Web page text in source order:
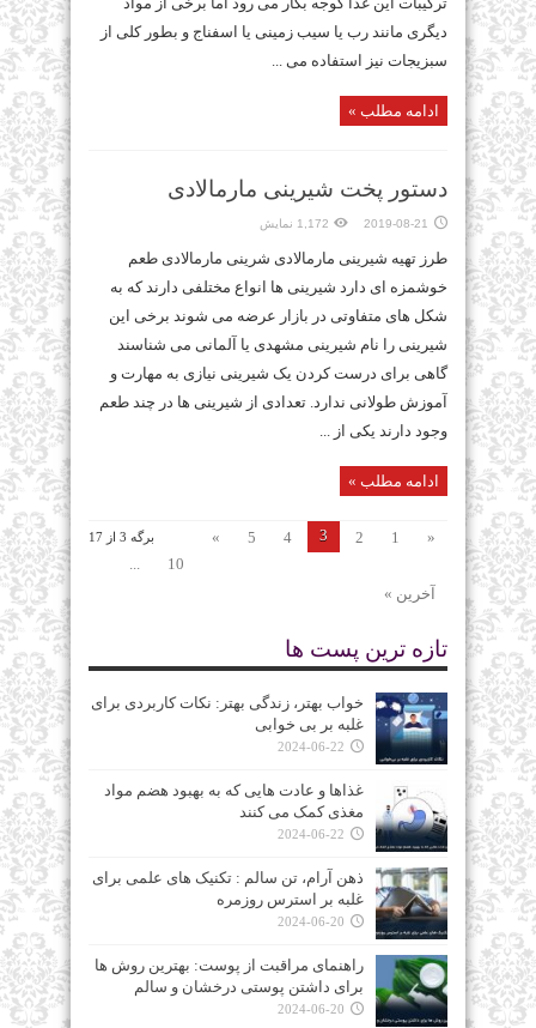
دیگری مانند رب یا سیب زمینی یا اسفناج و بطور کلی از
سبزیجات نیز استفاده می ...
ادامه مطلب »
دستور پخت شیرینی مارمالادی
2019-08-21 1,172 نمایش
طرز تهیه شیرینی مارمالادی شرینی مارمالادی طعم
خوشمزه ای دارد شیرینی ها انواع مختلفی دارند که به
شکل های متفاوتی در بازار عرضه می شوند برخی این
شیرینی را نام شیرینی مشهدی یا آلمانی می شناسند
گاهی برای درست کردن یک شیرینی نیازی به مهارت و
آموزش طولانی ندارد. تعدادی از شیرینی ها در چند طعم
وجود دارند یکی از ...
ادامه مطلب »
برگه 3 از 17 «
1
2
3
4
5
»
10
...
آخرین »
تازه ترین پست ها
خواب بهتر، زندگی بهتر: نکات کاربردی برای
غلبه بر بی‌ خوابی
2024-06-22
غذاها و عادت‌ هایی که به بهبود هضم مواد
مغذی کمک می‌ کنند
2024-06-22
ذهن آرام، تن سالم : تکنیک‌ های علمی برای
غلبه بر استرس روزمره
2024-06-20
راهنمای مراقبت از پوست: بهترین روش‌ ها
برای داشتن پوستی درخشان و سالم
2024-06-20